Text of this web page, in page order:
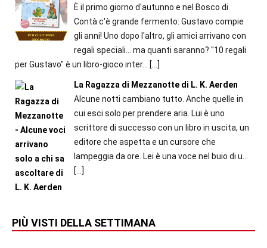
È il primo giorno d'autunno e nel Bosco di
Contà c'è grande fermento: Gustavo compie
gli anni! Uno dopo l'altro, gli amici arrivano con
regali speciali... ma quanti saranno? "10 regali
per Gustavo" è un libro-gioco inter...
[…]
La Ragazza di Mezzanotte di L. K. Aerden
Alcune notti cambiano tutto. Anche quelle in
cui esci solo per prendere aria. Lui è uno
scrittore di successo con un libro in uscita, un
editore che aspetta e un cursore che
lampeggia da ore. Lei è una voce nel buio di u...
[…]
PIÙ VISTI DELLA SETTIMANA